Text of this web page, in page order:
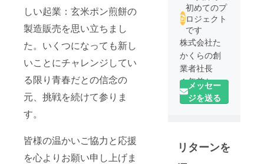
しい起業：玄米ポン煎餅の
製造販売を思い立ちまし
た。いくつになっても新し
いことにチャレンジしてい
る限り青春だとの信念の
元、挑戦を続けて参りま
す。
皆様の温かいご協力と応援
を心よりお願い申し上げま
初めてのプ
ロジェクト
です
株式会社た
かくらの創
業者社長
１年前から
ポン煎餅の
研究を開始
処も付き、
メッセー
ジを送る
リターンを